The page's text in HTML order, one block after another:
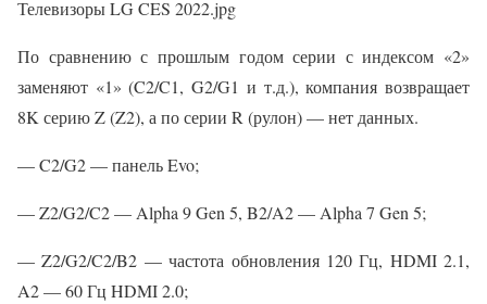
Телевизоры LG CES 2022.jpg
По сравнению с прошлым годом серии с индексом «2»
заменяют «1» (C2/C1, G2/G1 и т.д.), компания возвращает
8K серию Z (Z2), а по серии R (рулон) — нет данных.
— C2/G2 — панель Evo;
— Z2/G2/C2 — Alpha 9 Gen 5, B2/A2 — Alpha 7 Gen 5;
— Z2/G2/C2/B2 — частота обновления 120 Гц, HDMI 2.1,
A2 — 60 Гц HDMI 2.0;